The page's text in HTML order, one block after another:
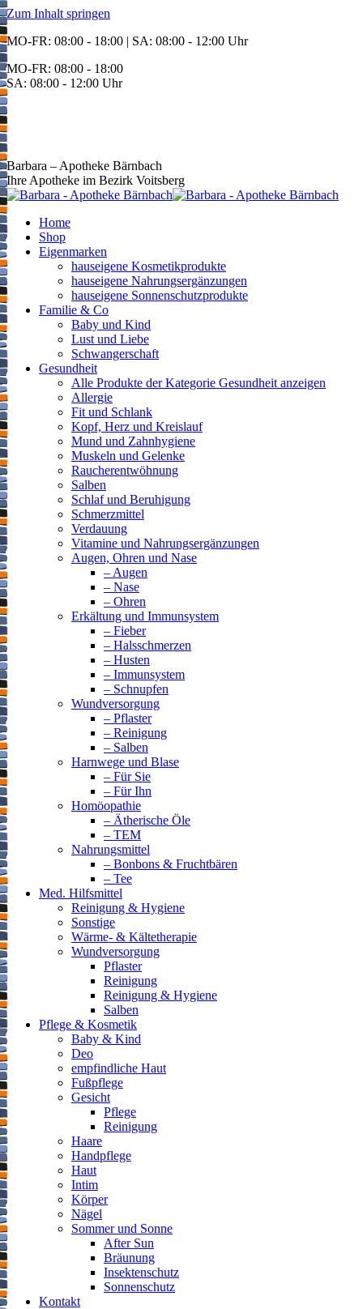
Zum Inhalt springen
MO-FR: 08:00 - 18:00 | SA: 08:00 - 12:00 Uhr
MO-FR: 08:00 - 18:00
SA: 08:00 - 12:00 Uhr
BEREITSCHAFT
+43 3142 62553
Barbara – Apotheke Bärnbach
Ihre Apotheke im Bezirk Voitsberg
Home
Shop
Eigenmarken
hauseigene Kosmetikprodukte
hauseigene Nahrungsergänzungen
hauseigene Sonnenschutzprodukte
Familie & Co
Baby und Kind
Lust und Liebe
Schwangerschaft
Gesundheit
Alle Produkte der Kategorie Gesundheit anzeigen
Allergie
Fit und Schlank
Kopf, Herz und Kreislauf
Mund und Zahnhygiene
Muskeln und Gelenke
Raucherentwöhnung
Salben
Schlaf und Beruhigung
Schmerzmittel
Verdauung
Vitamine und Nahrungsergänzungen
Augen, Ohren und Nase
– Augen
– Nase
– Ohren
Erkältung und Immunsystem
– Fieber
– Halsschmerzen
– Husten
– Immunsystem
– Schnupfen
Wundversorgung
– Pflaster
– Reinigung
– Salben
Harnwege und Blase
– Für Sie
– Für Ihn
Homöopathie
– Ätherische Öle
– TEM
Nahrungsmittel
– Bonbons & Fruchtbären
– Tee
Med. Hilfsmittel
Reinigung & Hygiene
Sonstige
Wärme- & Kältetherapie
Wundversorgung
Pflaster
Reinigung
Reinigung & Hygiene
Salben
Pflege & Kosmetik
Baby & Kind
Deo
empfindliche Haut
Fußpflege
Gesicht
Pflege
Reinigung
Haare
Handpflege
Haut
Intim
Körper
Nägel
Sommer und Sonne
After Sun
Bräunung
Insektenschutz
Sonnenschutz
Kontakt